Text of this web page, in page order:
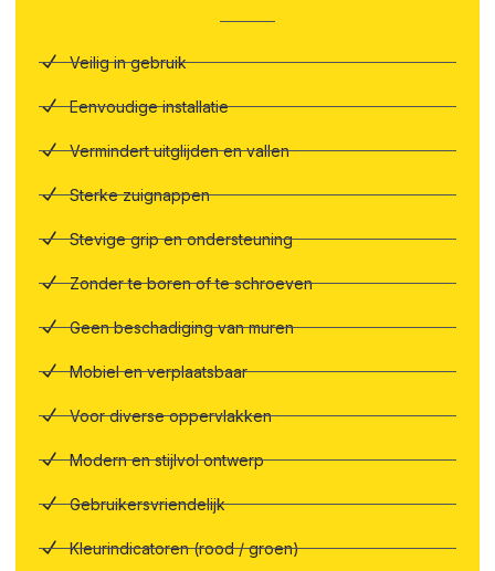
Veilig in gebruik
Eenvoudige installatie
Vermindert uitglijden en vallen
Sterke zuignappen
Stevige grip en ondersteuning
Zonder te boren of te schroeven
Geen beschadiging van muren
Mobiel en verplaatsbaar
Voor diverse oppervlakken
Modern en stijlvol ontwerp
Gebruikersvriendelijk
Kleurindicatoren (rood / groen)